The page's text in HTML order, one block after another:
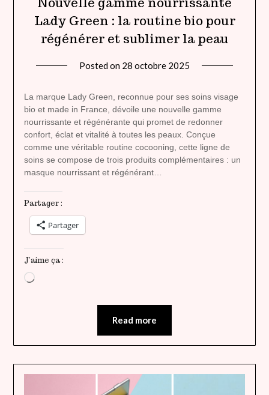
Lady Green : la routine bio pour
régénérer et sublimer la peau
Posted on 28 octobre 2025
heavenly
La marque Lady Green, reconnue pour ses soins visage
bio et made in France, dévoile une nouvelle gamme
nourrissante et régénérante qui promet de redonner
confort, éclat et vitalité à toutes les peaux. Conçue
comme une véritable routine cocooning, cette ligne de
soins se compose de trois produits complémentaires : un
masque nourrissant et régénérant…
Partager :
Partager
J’aime ça :
Chargement…
Read more